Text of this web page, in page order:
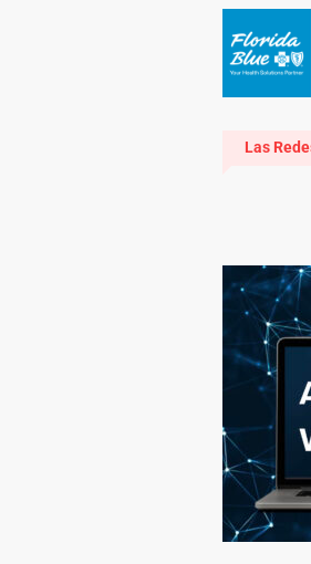
Las